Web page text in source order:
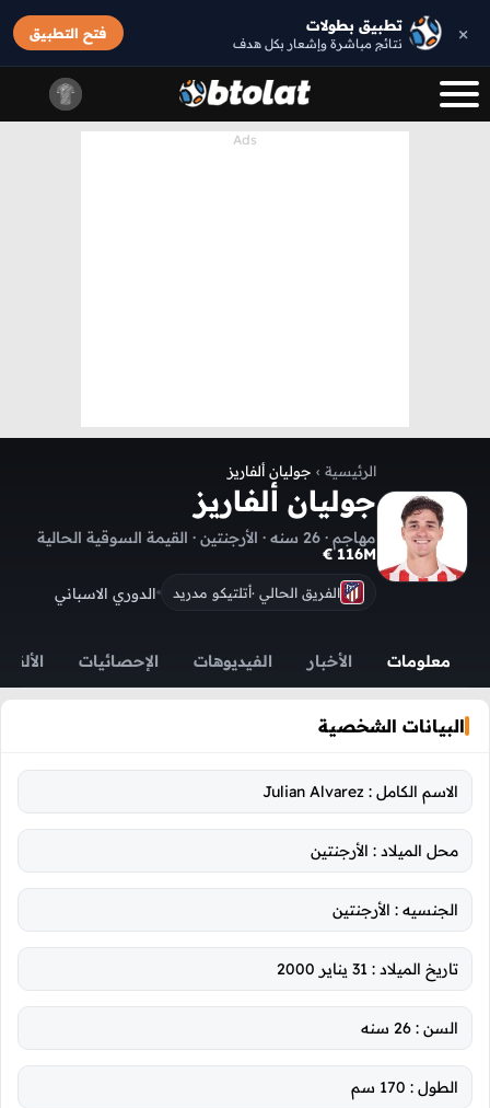
× تطبيق بطولات
نتائج مباشرة وإشعار بكل هدف
فتح التطبيق
الرئيسية › جوليان ألفاريز
جوليان ألفاريز
مهاجم · 26 سنه · الأرجنتين · القيمة السوقية الحالية
116M €
الفريق الحالي ·أتلتيكو مدريد الدوري الاسباني
معلومات الأخبار الفيديوهات الإحصائيات
البيانات الشخصية
الاسم الكامل : Julian Alvarez
محل الميلاد : الأرجنتين
الجنسيه : الأرجنتين
تاريخ الميلاد : 31 يناير 2000
السن : 26 سنه
الطول : 170 سم